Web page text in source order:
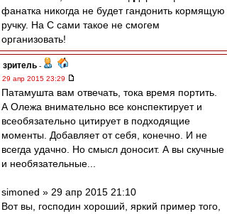
фанатка никогда не будет гандонить кормящую
ручку. На С сами такое не смогем
организовать!
зpитель -
29 апр 2015 23:29
Патамушта вам отвечать, тока время портить.
А Олежа внимательно все конспектирует и
всеобязательно цитирует в подходящие
моменты. Добавляет от себя, конечно. И не
всегда удачно. Но смысл доносит. А вы скучные
и необязательные...
simoned » 29 апр 2015 21:10
Вот вы, господин хороший, яркий пример того,